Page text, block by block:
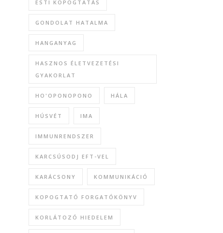
ESTI KOPOGTATÁS
GONDOLAT HATALMA
HANGANYAG
HASZNOS ÉLETVEZETÉSI
GYAKORLAT
HO'OPONOPONO HÁLA
HÚSVÉT IMA
IMMUNRENDSZER
KARCSÚSODJ EFT-VEL
KARÁCSONY KOMMUNIKÁCIÓ
KOPOGTATÓ FORGATÓKÖNYV
KORLÁTOZÓ HIEDELEM